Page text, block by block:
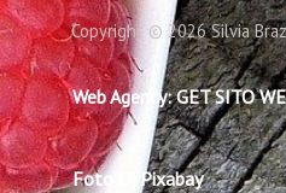
Copyright © 2026 Silvia
Web Agency: GET SITO
Foto Di Pixabay